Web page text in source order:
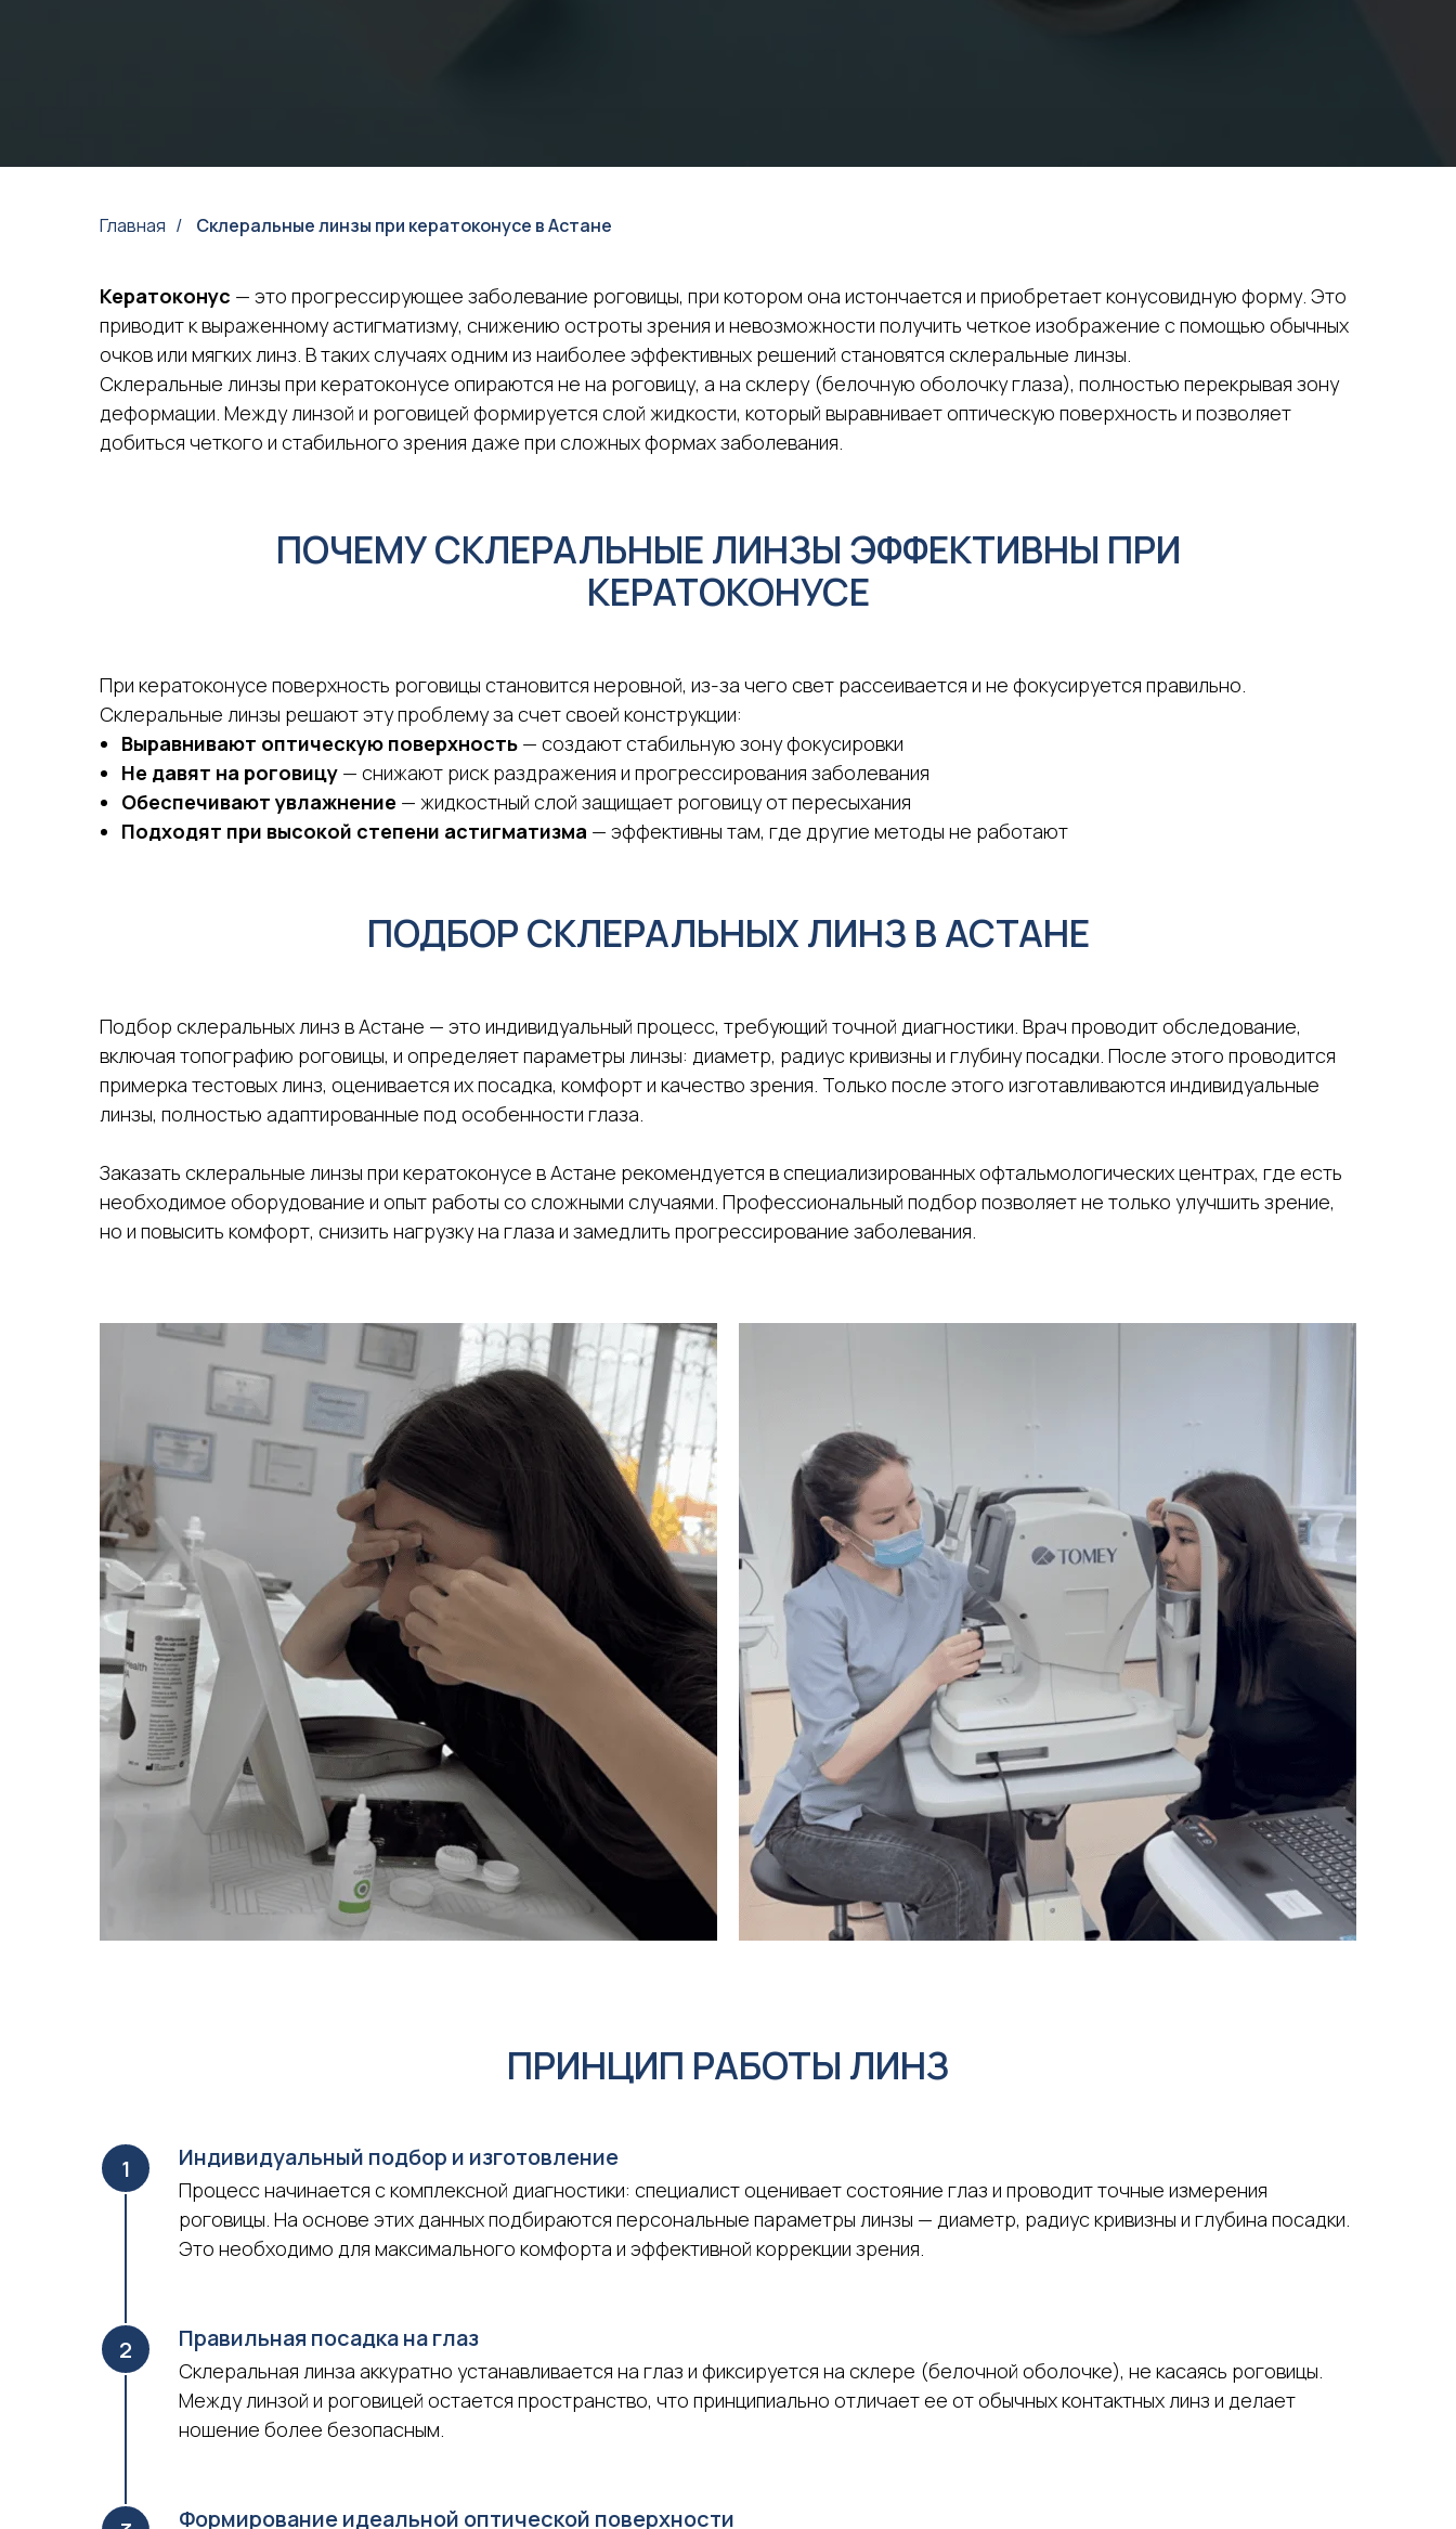
Главная / Склеральные линзы при кератоконусе в Астане
Кератоконус — это прогрессирующее заболевание роговицы, при котором она истончается и приобретает конусовидную форму. Это
приводит к выраженному астигматизму, снижению остроты зрения и невозможности получить четкое изображение с помощью обычных
очков или мягких линз. В таких случаях одним из наиболее эффективных решений становятся склеральные линзы.
Склеральные линзы при кератоконусе опираются не на роговицу, а на склеру (белочную оболочку глаза), полностью перекрывая зону
деформации. Между линзой и роговицей формируется слой жидкости, который выравнивает оптическую поверхность и позволяет
добиться четкого и стабильного зрения даже при сложных формах заболевания.
ПОЧЕМУ СКЛЕРАЛЬНЫЕ ЛИНЗЫ ЭФФЕКТИВНЫ ПРИ
КЕРАТОКОНУСЕ
При кератоконусе поверхность роговицы становится неровной, из-за чего свет рассеивается и не фокусируется правильно.
Склеральные линзы решают эту проблему за счет своей конструкции:
Выравнивают оптическую поверхность — создают стабильную зону фокусировки
Не давят на роговицу — снижают риск раздражения и прогрессирования заболевания
Обеспечивают увлажнение — жидкостный слой защищает роговицу от пересыхания
Подходят при высокой степени астигматизма — эффективны там, где другие методы не работают
ПОДБОР СКЛЕРАЛЬНЫХ ЛИНЗ В АСТАНЕ
Подбор склеральных линз в Астане — это индивидуальный процесс, требующий точной диагностики. Врач проводит обследование,
включая топографию роговицы, и определяет параметры линзы: диаметр, радиус кривизны и глубину посадки. После этого проводится
примерка тестовых линз, оценивается их посадка, комфорт и качество зрения. Только после этого изготавливаются индивидуальные
линзы, полностью адаптированные под особенности глаза.
Заказать склеральные линзы при кератоконусе в Астане рекомендуется в специализированных офтальмологических центрах, где есть
необходимое оборудование и опыт работы со сложными случаями. Профессиональный подбор позволяет не только улучшить зрение,
но и повысить комфорт, снизить нагрузку на глаза и замедлить прогрессирование заболевания.
ПРИНЦИП РАБОТЫ ЛИНЗ
Индивидуальный подбор и изготовление
Процесс начинается с комплексной диагностики: специалист оценивает состояние глаз и проводит точные измерения
роговицы. На основе этих данных подбираются персональные параметры линзы — диаметр, радиус кривизны и глубина посадки.
Это необходимо для максимального комфорта и эффективной коррекции зрения.
Правильная посадка на глаз
Склеральная линза аккуратно устанавливается на глаз и фиксируется на склере (белочной оболочке), не касаясь роговицы.
Между линзой и роговицей остается пространство, что принципиально отличает ее от обычных контактных линз и делает
ношение более безопасным.
Формирование идеальной оптической поверхности